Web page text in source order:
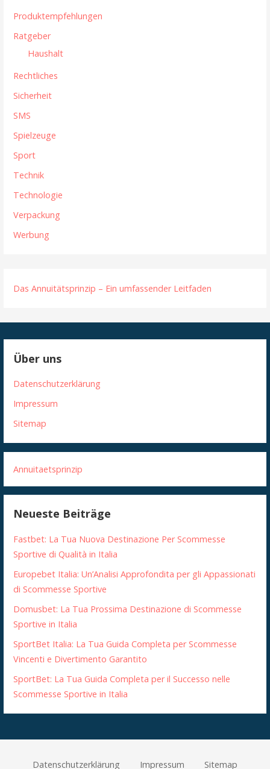
Produktempfehlungen
Ratgeber
Haushalt
Rechtliches
Sicherheit
SMS
Spielzeuge
Sport
Technik
Technologie
Verpackung
Werbung
Das Annuitätsprinzip – Ein umfassender Leitfaden
Über uns
Datenschutzerklärung
Impressum
Sitemap
Annuitaetsprinzip
Neueste Beiträge
Fastbet: La Tua Nuova Destinazione Per Scommesse
Sportive di Qualità in Italia
Europebet Italia: Un’Analisi Approfondita per gli Appassionati
di Scommesse Sportive
Domusbet: La Tua Prossima Destinazione di Scommesse
Sportive in Italia
SportBet Italia: La Tua Guida Completa per Scommesse
Vincenti e Divertimento Garantito
SportBet: La Tua Guida Completa per il Successo nelle
Scommesse Sportive in Italia
Datenschutzerklärung Impressum Sitemap